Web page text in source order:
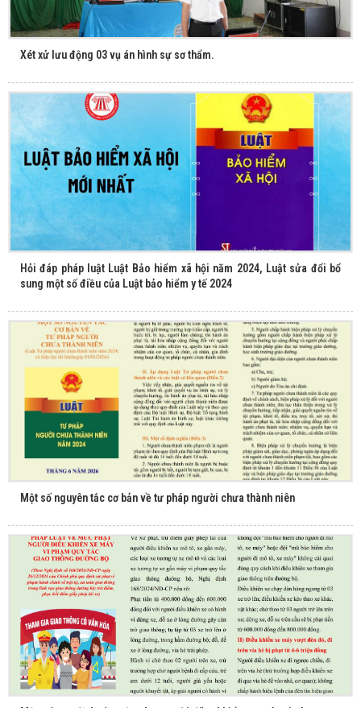
Xét xử lưu động 03 vụ án hình sự sơ thẩm.
Hỏi đáp pháp luật Luật Bảo hiểm xã hội năm 2024, Luật sửa đổi bổ
sung một số điều của Luật bảo hiểm y tế 2024
Một số nguyên tắc cơ bản về tư pháp người chưa thành niên